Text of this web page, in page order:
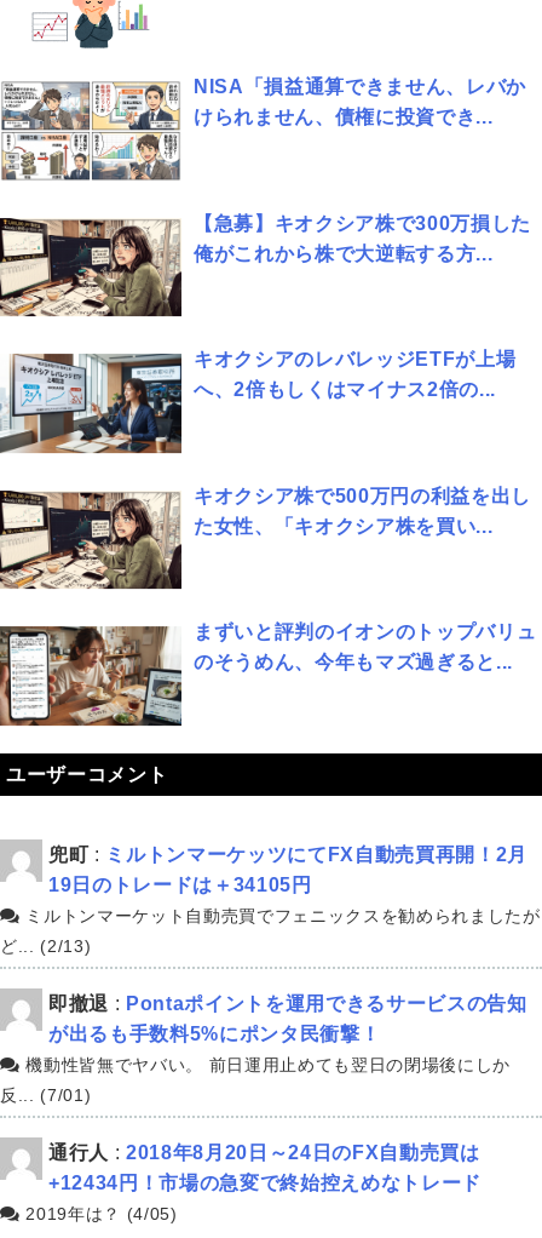
NISA「損益通算できません、レバか
けられません、債権に投資でき...
【急募】キオクシア株で300万損した
俺がこれから株で大逆転する方...
キオクシアのレバレッジETFが上場
へ、2倍もしくはマイナス2倍の...
キオクシア株で500万円の利益を出し
た女性、「キオクシア株を買い...
まずいと評判のイオンのトップバリュ
のそうめん、今年もマズ過ぎると...
ユーザーコメント
兜町 : ミルトンマーケッツにてFX自動売買再開！2月
19日のトレードは＋34105円
ミルトンマーケット自動売買でフェニックスを勧められましたが
ど... (2/13)
即撤退 : Pontaポイントを運用できるサービスの告知
が出るも手数料5%にポンタ民衝撃！
機動性皆無でヤバい。 前日運用止めても翌日の閉場後にしか
反... (7/01)
通行人 : 2018年8月20日～24日のFX自動売買は
+12434円！市場の急変で終始控えめなトレード
2019年は？ (4/05)